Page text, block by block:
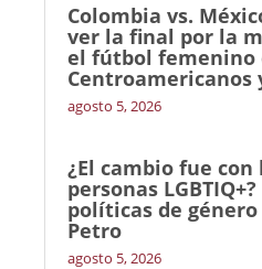
Colombia vs.
ver la final por la
el fútbol femenino
Centroamericanos
agosto 5, 2026
¿El cambio fue
personas
políticas de
Petro
agosto 5, 2026